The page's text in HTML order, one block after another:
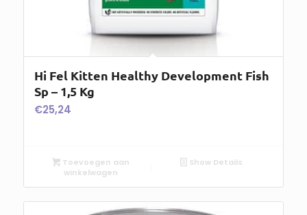
Hi Fel Kitten Healthy Development Fish
Sp – 1,5 Kg
€25,24
Toevoegen aan
winkelwagen
Show Details